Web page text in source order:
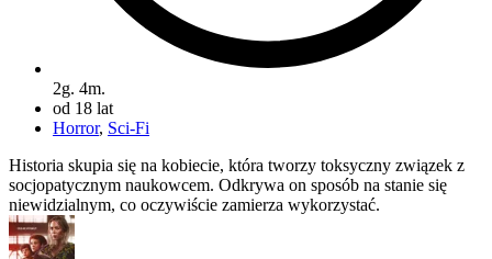
2g. 4m.
od 18 lat
Horror, Sci-Fi
Historia skupia się na kobiecie, która tworzy toksyczny związek z
socjopatycznym naukowcem. Odkrywa on sposób na stanie się
niewidzialnym, co oczywiście zamierza wykorzystać.